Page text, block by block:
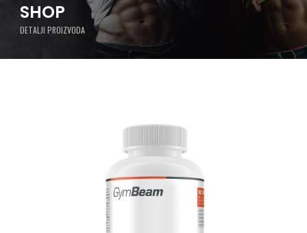
SHOP
DETALJI PROIZVODA